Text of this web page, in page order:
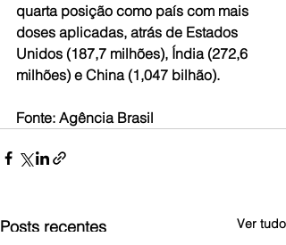
quarta posição como país com mais
doses aplicadas, atrás de Estados
Unidos (187,7 milhões), Índia (272,6
milhões) e China (1,047 bilhão).
Fonte: Agência Brasil
Posts recentes Ver tudo